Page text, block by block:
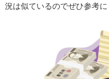
況は似ているのでぜひ参考に